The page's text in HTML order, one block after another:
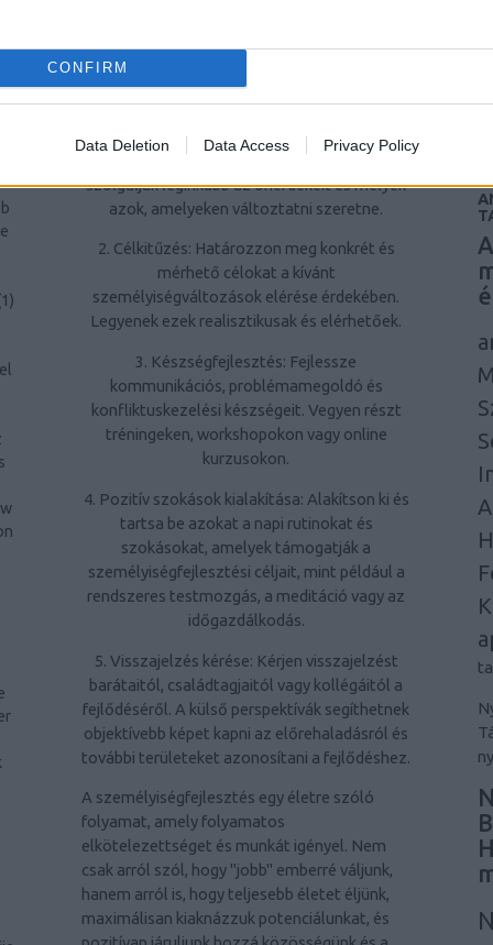
CONFIRM
Data Deletion Data Access Privacy Policy
1)
Hogyan kezdjünk hozzá a
átgondolja saját viselkedési mintáit, értékeit
és céljait. Ismerje fel, mely személyiségjegyek
szolgálják leginkább az önérdekeit és melyek
azok, amelyeken változtatni szeretne.
2. Célkitűzés: Határozzon meg konkrét és
mérhető célokat a kívánt
személyiségváltozások elérése érdekében.
Legyenek ezek realisztikusak és elérhetőek.
3. Készségfejlesztés: Fejlessze
kommunikációs, problémamegoldó és
konfliktuskezelési készségeit. Vegyen részt
tréningeken, workshopokon vagy online
kurzusokon.
4. Pozitív szokások kialakítása: Alakítson ki és
tartsa be azokat a napi rutinokat és
szokásokat, amelyek támogatják a
személyiségfejlesztési céljait, mint például a
rendszeres testmozgás, a meditáció vagy az
időgazdálkodás.
5. Visszajelzés kérése: Kérjen visszajelzést
barátaitól, családtagjaitól vagy kollégáitól a
fejlődéséről. A külső perspektívák segíthetnek
objektívebb képet kapni az előrehaladásról és
további területeket azonosítani a fejlődéshez.
A személyiségfejlesztés egy életre szóló
folyamat, amely folyamatos
elkötelezettséget és munkát igényel. Nem
csak arról szól, hogy "jobb" emberré váljunk,
hanem arról is, hogy teljesebb életet éljünk,
maximálisan kiaknázzuk potenciálunkat, és